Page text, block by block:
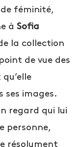
féminité,
à Sofia
la collection
de vue des
ses images.
regard qui lui
personne,
résolument